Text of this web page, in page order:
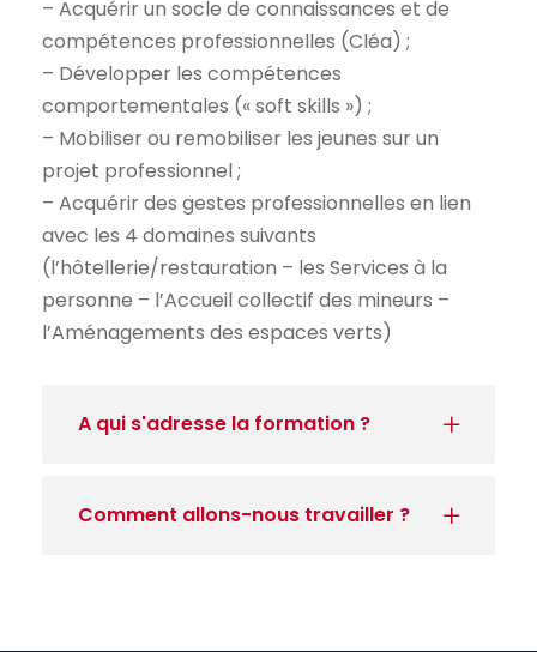
– Acquérir un socle de connaissances et de
compétences professionnelles (Cléa) ;
– Développer les compétences
comportementales (« soft skills ») ;
– Mobiliser ou remobiliser les jeunes sur un
projet professionnel ;
– Acquérir des gestes professionnelles en lien
avec les 4 domaines suivants
(l’hôtellerie/restauration – les Services à la
personne – l’Accueil collectif des mineurs –
l’Aménagements des espaces verts)
A qui s'adresse la formation ?
Comment allons-nous travailler ?